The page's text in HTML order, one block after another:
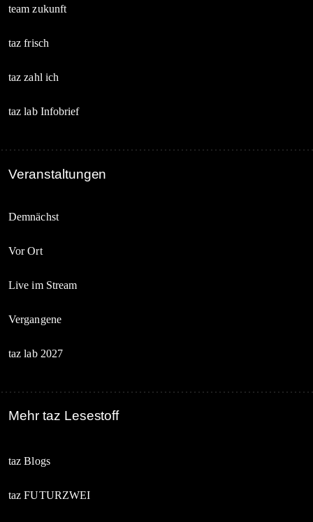
team zukunft
taz frisch
taz zahl ich
taz lab Infobrief
Veranstaltungen
Demnächst
Vor Ort
Live im Stream
Vergangene
taz lab 2027
Mehr taz Lesestoff
taz Blogs
taz FUTURZWEI